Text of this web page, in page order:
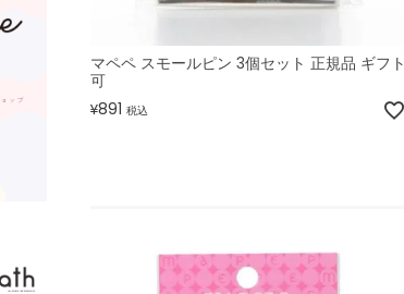
マペペ スモールピン 3個セット 正規品 ギフト
可
¥891 税込